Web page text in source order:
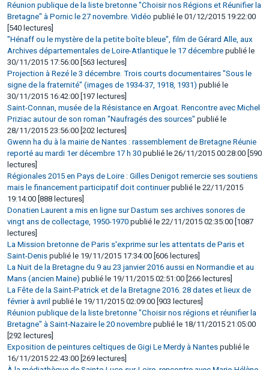
Réunion publique de la liste bretonne "Choisir nos Régions et Réunifier la
Bretagne" à Pornic le 27 novembre. Vidéo publié le 01/12/2015 19:22:00
[540 lectures]
"Hénaff ou le mystère de la petite boîte bleue", film de Gérard Alle, aux
Archives départementales de Loire-Atlantique le 17 décembre publié le
30/11/2015 17:56:00 [563 lectures]
Projection à Rezé le 3 décembre. Trois courts documentaires "Sous le
signe de la fraternité" (images de 1934-37, 1918, 1931) publié le
30/11/2015 16:42:00 [197 lectures]
Saint-Connan, musée de la Résistance en Argoat. Rencontre avec Michel
Priziac autour de son roman "Naufragés des sources" publié le
28/11/2015 23:56:00 [202 lectures]
Gwenn ha du à la mairie de Nantes : rassemblement de Bretagne Réunie
reporté au mardi 1er décembre 17 h 30 publié le 26/11/2015 00:28:00 [590
lectures]
Régionales 2015 en Pays de Loire : Gilles Denigot remercie ses soutiens
mais le financement participatif doit continuerpublié le 22/11/2015
19:14:00 [888 lectures]
Donatien Laurent a mis en ligne sur Dastum ses archives sonores de
vingt ans de collectage, 1950-1970 publié le 22/11/2015 02:35:00 [1087
lectures]
La Mission bretonne de Paris s'exprime sur les attentats de Paris et
Saint-Denis publié le 19/11/2015 17:34:00 [606 lectures]
La Nuit de la Bretagne du 9 au 23 janvier 2016 aussi en Normandie et au
Mans (ancien Maine) publié le 19/11/2015 02:51:00 [266 lectures]
La Fête de la Saint-Patrick et de la Bretagne 2016. 28 dates et lieux de
février à avril publié le 19/11/2015 02:09:00 [903 lectures]
Réunion publique de la liste bretonne "Choisir nos régions et réunifier la
Bretagne" à Saint-Nazaire le 20 novembre publié le 18/11/2015 21:05:00
[292 lectures]
Exposition de peintures celtiques de Gigi Le Merdy à Nantes publié le
16/11/2015 22:43:00 [269 lectures]